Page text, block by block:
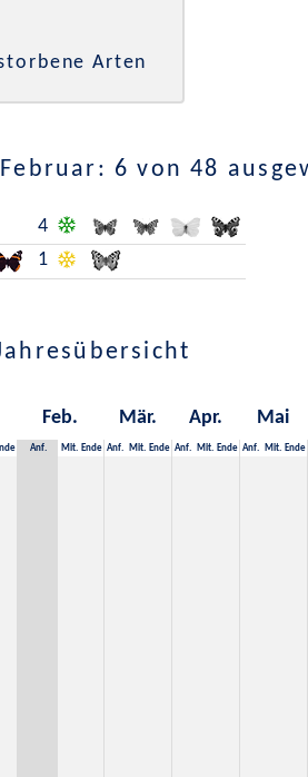
Arten
6 von 48
4
1
Feb. Mär. Apr. Mai
Anf. Mit. Ende Anf. Mit. Ende Anf. Mit. Ende Anf. Mit. Ende